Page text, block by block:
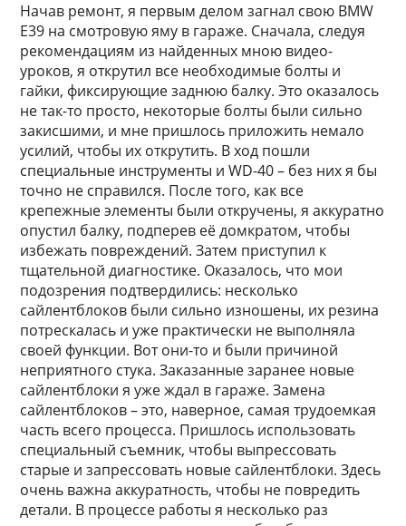
Начав ремонт, я первым делом загнал свою BMW
E39 на смотровую яму в гараже. Сначала, следуя
рекомендациям из найденных мною видео-
уроков, я открутил все необходимые болты и
гайки, фиксирующие заднюю балку. Это оказалось
не так-то просто, некоторые болты были сильно
закисшими, и мне пришлось приложить немало
усилий, чтобы их открутить. В ход пошли
специальные инструменты и WD-40 – без них я бы
точно не справился. После того, как все
крепежные элементы были откручены, я аккуратно
опустил балку, подперев её домкратом, чтобы
избежать повреждений. Затем приступил к
тщательной диагностике. Оказалось, что мои
подозрения подтвердились: несколько
сайлентблоков были сильно изношены, их резина
потрескалась и уже практически не выполняла
своей функции. Вот они-то и были причиной
неприятного стука. Заказанные заранее новые
сайлентблоки я уже ждал в гараже. Замена
сайлентблоков – это, наверное, самая трудоемкая
часть всего процесса. Пришлось использовать
специальный съемник, чтобы выпрессовать
старые и запрессовать новые сайлентблоки. Здесь
очень важна аккуратность, чтобы не повредить
детали. В процессе работы я несколько раз